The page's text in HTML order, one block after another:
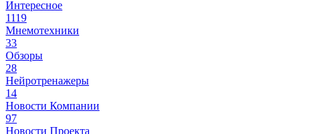
Интересное
1119
Мнемотехники
33
Обзоры
28
Нейротренажеры
14
Новости Компании
97
Новости Проекта